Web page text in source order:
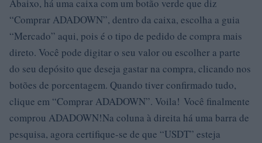
Abaixo, há uma caixa com um botão verde que diz
“Comprar ADADOWN”, dentro da caixa, escolha a guia
“Mercado” aqui, pois é o tipo de pedido de compra mais
direto. Você pode digitar o seu valor ou escolher a parte
do seu depósito que deseja gastar na compra, clicando nos
botões de porcentagem. Quando tiver confirmado tudo,
clique em “Comprar ADADOWN”. Voila! Você finalmente
comprou ADADOWN!Na coluna à direita há uma barra de
pesquisa, agora certifique-se de que “USDT” esteja